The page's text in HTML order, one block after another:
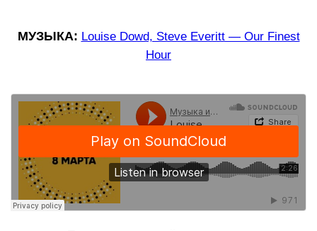
МУЗЫКА: Louise Dowd, Steve Everitt — Our Finest
Hour